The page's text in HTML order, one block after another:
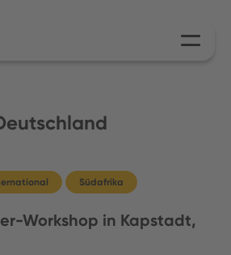
Südafrika
Workshop in Kapstadt,